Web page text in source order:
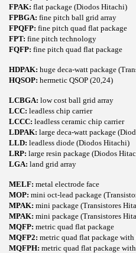
FPAK: flat package (Diodos Hitachi)
FPBGA: fine pitch ball grid array
FPQFP: fine pitch quad flat package
FPT: fine pitch technology
FQFP: fine pitch quad flat package
HDPAK: huge deca-watt package
HQSOP: hermetic QSOP (20,24)
LCBGA: low cost ball grid array
LCC: leadless chip carrier
LCCC: leadless ceramic chip carrier
LDPAK: large deca-watt package
LLD: leadless diode (Diodos Hitachi)
LRP: large resin package (Diodos
LGA: land grid array
MELF: metal electrode face
MOP: mini oct-lead package
MPAK: mini package (Transistores
MPAK: mini package (Transistores
MQFP: metric quad flat package
MQFP2: metric quad flat package with
MQFPH: metric quad flat package